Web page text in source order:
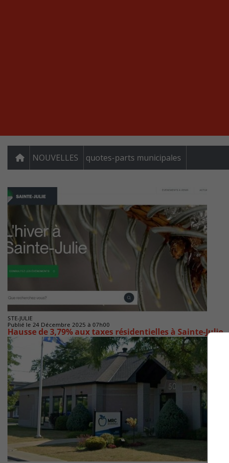
NOUVELLES quotes-parts municipales
STE-JULIE
Publié le 24 Décembre 2025 à 07h00
Hausse de 3,79% aux taxes résidentielles à Sainte-Julie